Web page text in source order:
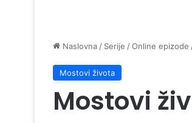
Naslovna / Serije /Online epizode
Mostovi života
Mostovi